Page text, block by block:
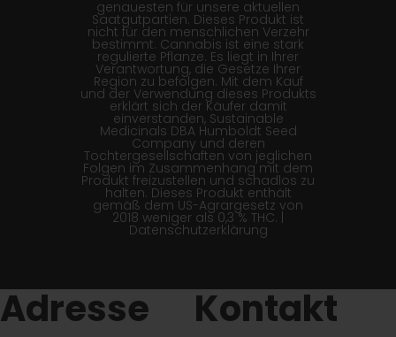
genauesten für unsere aktuellen
Saatgutpartien. Dieses Produkt ist
nicht für den menschlichen Verzehr
bestimmt. Cannabis ist eine stark
regulierte Pflanze. Es liegt in Ihrer
Verantwortung, die Gesetze Ihrer
Region zu befolgen. Mit dem Kauf
und der Verwendung dieses Produkts
erklärt sich der Käufer damit
einverstanden, Sustainable
Medicinals DBA Humboldt Seed
Company und deren
Tochtergesellschaften von jeglichen
Folgen im Zusammenhang mit dem
Produkt freizustellen und schadlos zu
halten. Dieses Produkt enthält
gemäß dem US-Agrargesetz von
2018 weniger als 0,3 % THC. |
Datenschutzerklärung
Adresse Kontakt